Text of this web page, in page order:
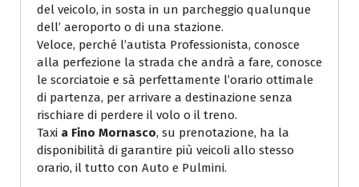
del veicolo, in sosta in un parcheggio qualunque
dell’ aeroporto o di una stazione.
Veloce, perché l’autista Professionista, conosce
alla perfezione la strada che andrà a fare, conosce
le scorciatoie e sà perfettamente l’orario ottimale
di partenza, per arrivare a destinazione senza
rischiare di perdere il volo o il treno.
Taxi a Fino Mornasco, su prenotazione, ha la
disponibilità di garantire più veicoli allo stesso
orario, il tutto con Auto e Pulmini.